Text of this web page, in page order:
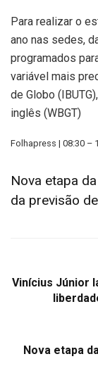
Para realizar o
ano nas sedes,
programados
variável mais
de Globo
inglês (WBGT)
Folhapress | 08:30 –
Nova etapa
da previsão
Vinícius Júnior
Nova etapa